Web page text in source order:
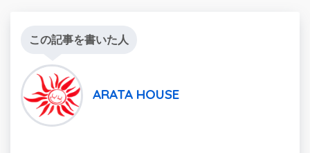
この記事を書いた人
ARATA HOUSE